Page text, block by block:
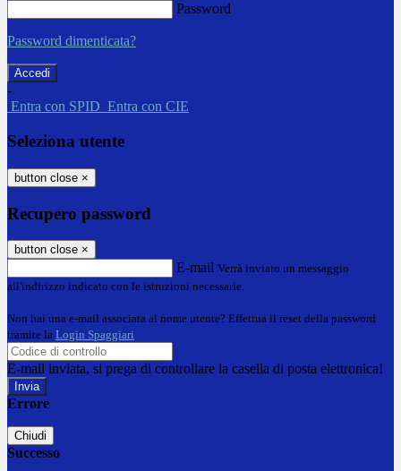
Password
Password dimenticata?
-
Entra con SPID Entra con CIE
Seleziona utente
button close ×
Recupero password
button close ×
E-mail Verrà inviato un messaggio
all'indirizzo indicato con le istruzioni necessarie.
Non hai una e-mail associata al nome utente? Effettua il reset della password
tramite la Login Spaggiari
E-mail inviata, si prega di controllare la casella di posta elettronica!
Errore
Chiudi
Successo